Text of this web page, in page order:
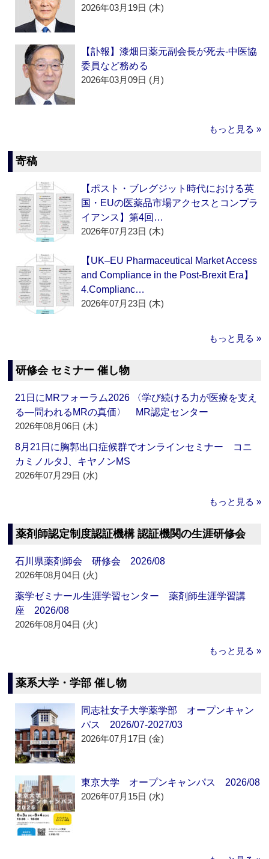
2026年03月19日 (木)
【訃報】漆畑日薬元副会長が死去‐中医協
委員など務める
2026年03月09日 (月)
もっと見る »
寄稿
【ポスト・ブレグジット時代における英
国・EUの医薬品市場アクセスとコンプラ
イアンス】第4回…
2026年07月23日 (木)
【UK–EU Pharmaceutical Market Access
and Compliance in the Post-Brexit Era】
4.Complianc…
2026年07月23日 (木)
もっと見る »
研修会 セミナー 催し物
21日にMRフォーラム2026 〈学び続ける力が医療を支え
る―問われるMRの真価〉 MR認定センター
2026年08月06日 (木)
8月21日に胸郭出口症候群でオンラインセミナー コニ
カミノルタJ、キヤノンMS
2026年07月29日 (水)
もっと見る »
薬剤師認定制度認証機構 認証機関の生涯研修会
石川県薬剤師会 研修会 2026/08
2026年08月04日 (火)
薬学ゼミナール生涯学習センター 薬剤師生涯学習講
座 2026/08
2026年08月04日 (火)
もっと見る »
薬系大学・学部 催し物
同志社女子大学薬学部 オープンキャン
パス 2026/07-2027/03
2026年07月17日 (金)
東京大学 オープンキャンパス 2026/08
2026年07月15日 (水)